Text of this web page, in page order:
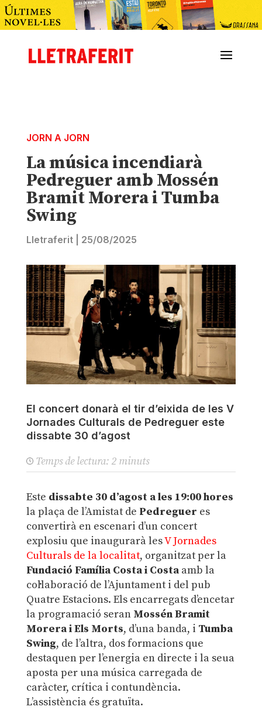
JORN A JORN
La música incendiarà
Pedreguer amb Mossén
Bramit Morera i Tumba
Swing
Lletraferit| 25/08/2025
El concert donarà el tir d’eixida de les V
Jornades Culturals de Pedreguer este
dissabte 30 d’agost
Temps de lectura: 2 minuts
Este dissabte 30 d’agost a les 19:00 hores
la plaça de l’Amistat de Pedreguer es
convertirà en escenari d’un concert
explosiu que inaugurarà lesV Jornades
Culturals de la localitat, organitzat per la
Fundació Família Costa i Costaamb la
col·laboració de l’Ajuntament i del pub
Quatre Estacions. Els encarregats d’encetar
la programació seran Mossén Bramit
Morera i Els Morts, d’una banda, i Tumba
Swing, de l’altra, dos formacions que
destaquen per l’energia en directe i la seua
aposta per una música carregada de
caràcter, crítica i contundència.
L’assistència és gratuïta.